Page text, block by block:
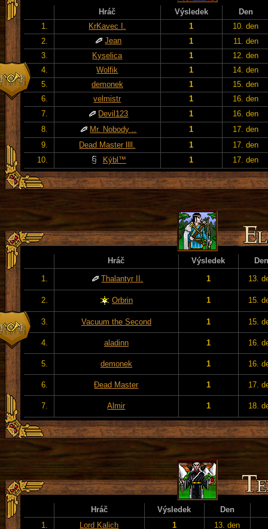
Hráč Výsledek
Den
1.
KrKavec I. 1
10. den
2.
Jean 1
11. den
3.
Kyselica 1
12. den
4.
Wolfik 1
14. den
5.
demonek 1
15. den
6.
velmistr 1
16. den
7.
Devil123 1
16. den
8.
Mr. Nobody .. 1
17. den
9.
Dead Master llll. 1
17. den
10.
Kýbl™ 1 17. den
Hráč Výsledek
Den
1.
Thalantyr II. 1 13.
2. Orbrin 1 15.
3. Vacuum the Second 1 15.
4. aladinn 1 16.
5. demonek 1 16.
6. Đead Master 1 17.
7. Almir 1 18.
Hráč Výsledek
Den
1.
Lord Kalich 1
13. den